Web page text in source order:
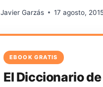
Javier Garzás 17 agosto,
EBOOK GRATIS
El Diccionario de